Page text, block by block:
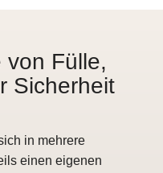
von Fülle,
Sicherheit
in mehrere
einen eigenen